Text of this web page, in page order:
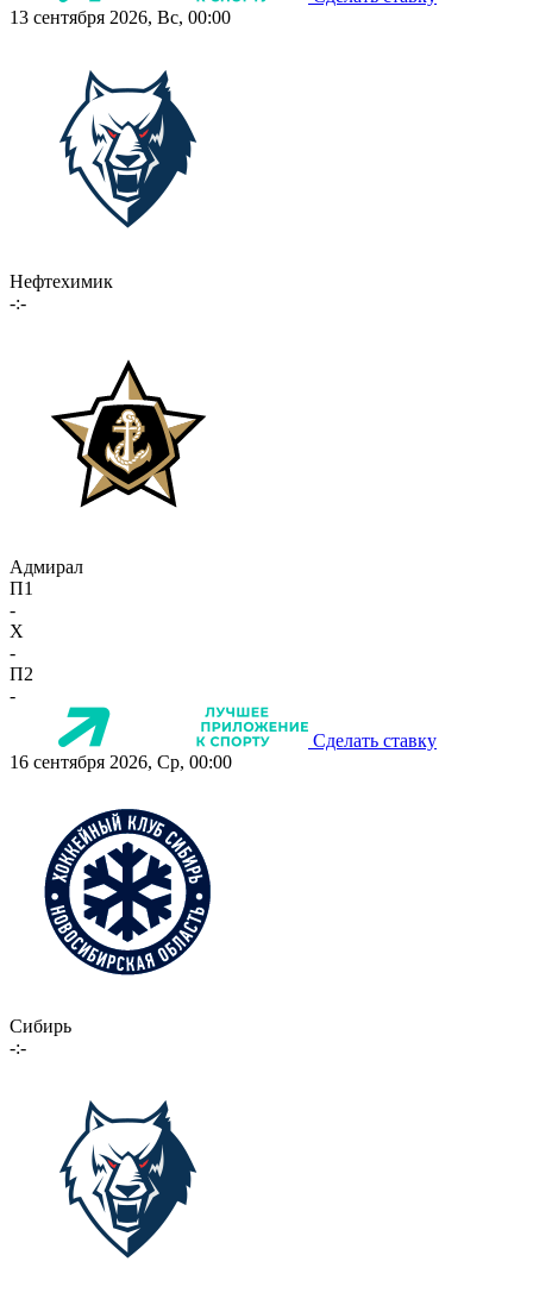
13 сентября 2026, Вс, 00:00
Нефтехимик
-:-
Адмирал
П1
-
X
-
П2
-
Сделать ставку
16 сентября 2026, Ср, 00:00
Сибирь
-:-